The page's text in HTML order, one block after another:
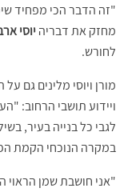
"זה הדבר הכי מפחיד
מחזק את דבריהיוסי
לחורש.
מורן ויוסי מלינים גם
ויידוע תושבי הרחוב:
לגבי כל בנייה בעיר,
במקרה הנוכחי הקמת
"אני חושבת שמן הראוי